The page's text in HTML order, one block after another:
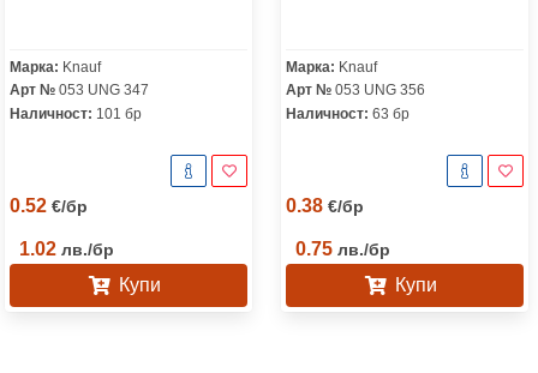
Марка: Knauf
Арт № 053 UNG 347
Наличност: 101 бр
0.52 €/бр
1.02 лв./бр
Купи
Марка: Knauf
Арт № 053 UNG 356
Наличност: 63 бр
0.38 €/бр
0.75 лв./бр
Купи